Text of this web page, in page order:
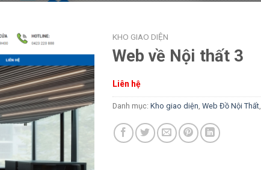
KHO GIAO DIỆN
Web về Nội thất 3
Liên hệ
Danh mục: Kho giao diện, Web Đồ Nội Thất,